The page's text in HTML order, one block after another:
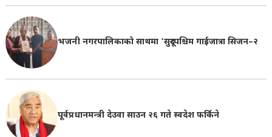
भजनी नगरपालिकाको साथमा ‘सुदूरपश्चिम गाईजात्रा सिजन–२
पूर्वप्रधानमन्त्री देउवा साउन २६ गते स्वदेश फर्किने